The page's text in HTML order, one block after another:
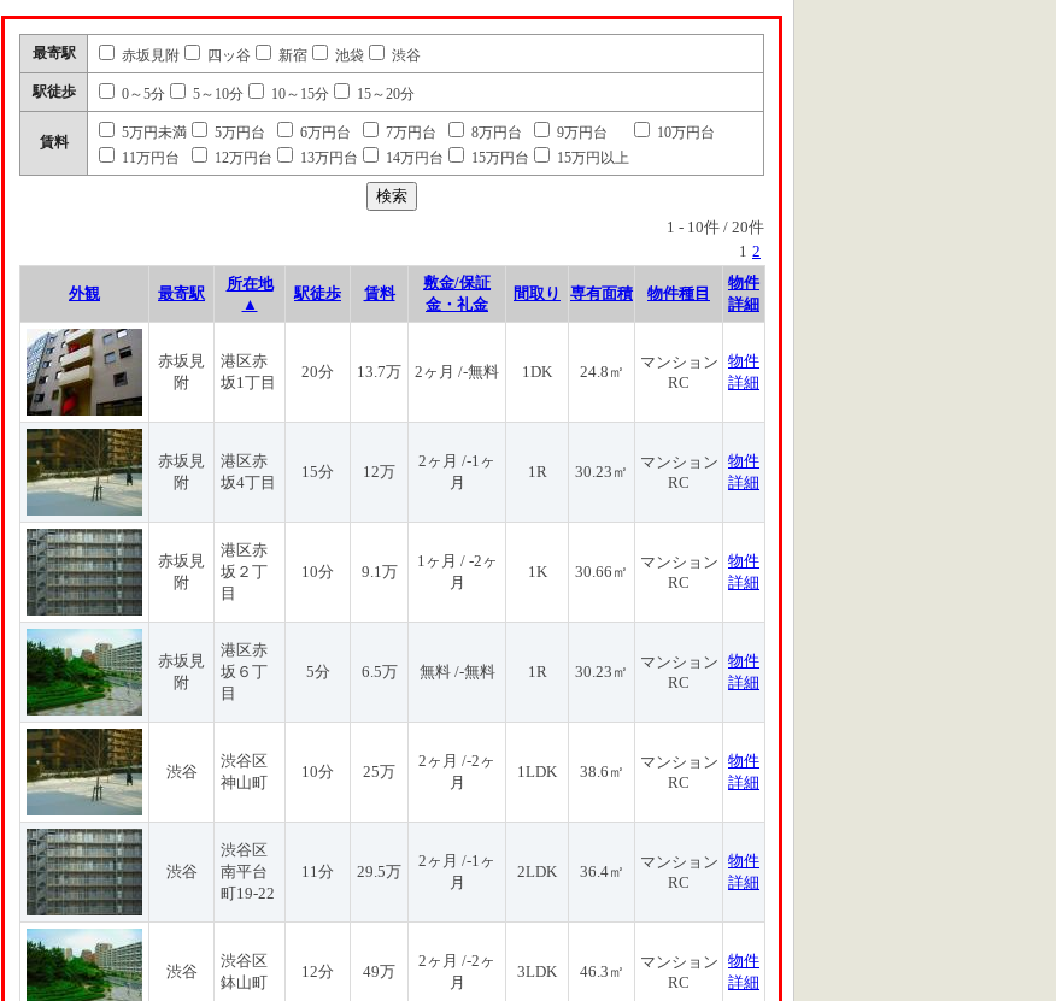
最寄駅 赤坂見附 四ッ谷 新宿 池袋 渋谷
駅徒歩 0～5分 5～10分 10～15分 15～20分
賃料
5万円未満 5万円台 6万円台 7万円台 8万円台 9万円台
10万円台
11万円台
12万円台 13万円台 14万円台 15万円台 15万円以上
1 - 10件 / 20件
1 2
外観 最寄駅
所在地
▲
駅徒歩 賃料
敷金/保証
金・礼金
間取り 専有面積 物件種目
物件
詳細
赤坂見
附
港区赤
坂1丁目
20分 13.7万 2ヶ月 /-無料 1DK 24.8㎡
マンション
RC
物件
詳細
赤坂見
附
港区赤
坂4丁目
15分 12万
2ヶ月 /-1ヶ
月
1R 30.23㎡
マンション
RC
物件
詳細
赤坂見
附
港区赤
坂２丁
目
10分 9.1万
1ヶ月 / -2ヶ
月
1K 30.66㎡
マンション
RC
物件
詳細
赤坂見
附
港区赤
坂６丁
目
5分 6.5万 無料 /-無料 1R 30.23㎡
マンション
RC
物件
詳細
渋谷
渋谷区
神山町
10分 25万
2ヶ月 /-2ヶ
月
1LDK 38.6㎡
マンション
RC
物件
詳細
渋谷
渋谷区
南平台
町19-22
11分 29.5万
2ヶ月 /-1ヶ
月
2LDK 36.4㎡
マンション
RC
物件
詳細
渋谷
渋谷区
鉢山町
12分 49万
2ヶ月 /-2ヶ
月
3LDK 46.3㎡
マンション
RC
物件
詳細